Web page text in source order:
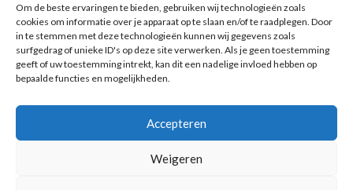
Om de beste ervaringen te bieden, gebruiken wij technologieën zoals
cookies om informatie over je apparaat op te slaan en/of te raadplegen. Door
in te stemmen met deze technologieën kunnen wij gegevens zoals
surfgedrag of unieke ID's op deze site verwerken. Als je geen toestemming
geeft of uw toestemming intrekt, kan dit een nadelige invloed hebben op
bepaalde functies en mogelijkheden.
Accepteren
Weigeren
Voorbeelden
Disclaimer
Anders Reizen is een initiatief van: